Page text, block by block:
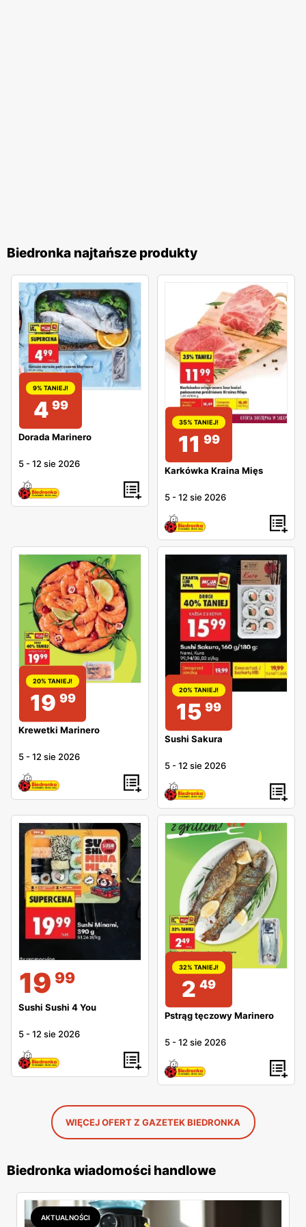
Biedronka najtańsze produkty
9% TANIEJ!
4 99
Dorada Marinero
5 -12 sie 2026
35% TANIEJ!
11 99
Karkówka Kraina Mięs
5 -12 sie 2026
20% TANIEJ!
19 99
Krewetki Marinero
5 -12 sie 2026
20% TANIEJ!
15 99
Sushi Sakura
5 -12 sie 2026
19 99
Sushi Sushi 4 You
5 -12 sie 2026
32% TANIEJ!
2 49
Pstrąg tęczowy Marinero
5 -12 sie 2026
WIĘCEJ OFERT Z GAZETEK BIEDRONKA
Biedronka wiadomości handlowe
AKTUALNOŚCI